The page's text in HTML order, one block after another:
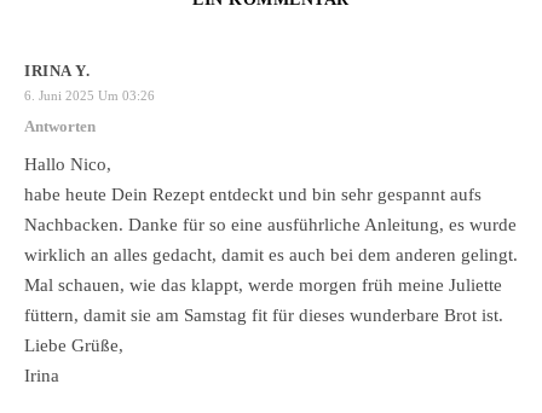
IRINA Y.
6. Juni 2025 Um 03:26
Antworten
Hallo Nico,
habe heute Dein Rezept entdeckt und bin sehr gespannt aufs
Nachbacken. Danke für so eine ausführliche Anleitung, es wurde
wirklich an alles gedacht, damit es auch bei dem anderen gelingt.
Mal schauen, wie das klappt, werde morgen früh meine Juliette
füttern, damit sie am Samstag fit für dieses wunderbare Brot ist.
Liebe Grüße,
Irina